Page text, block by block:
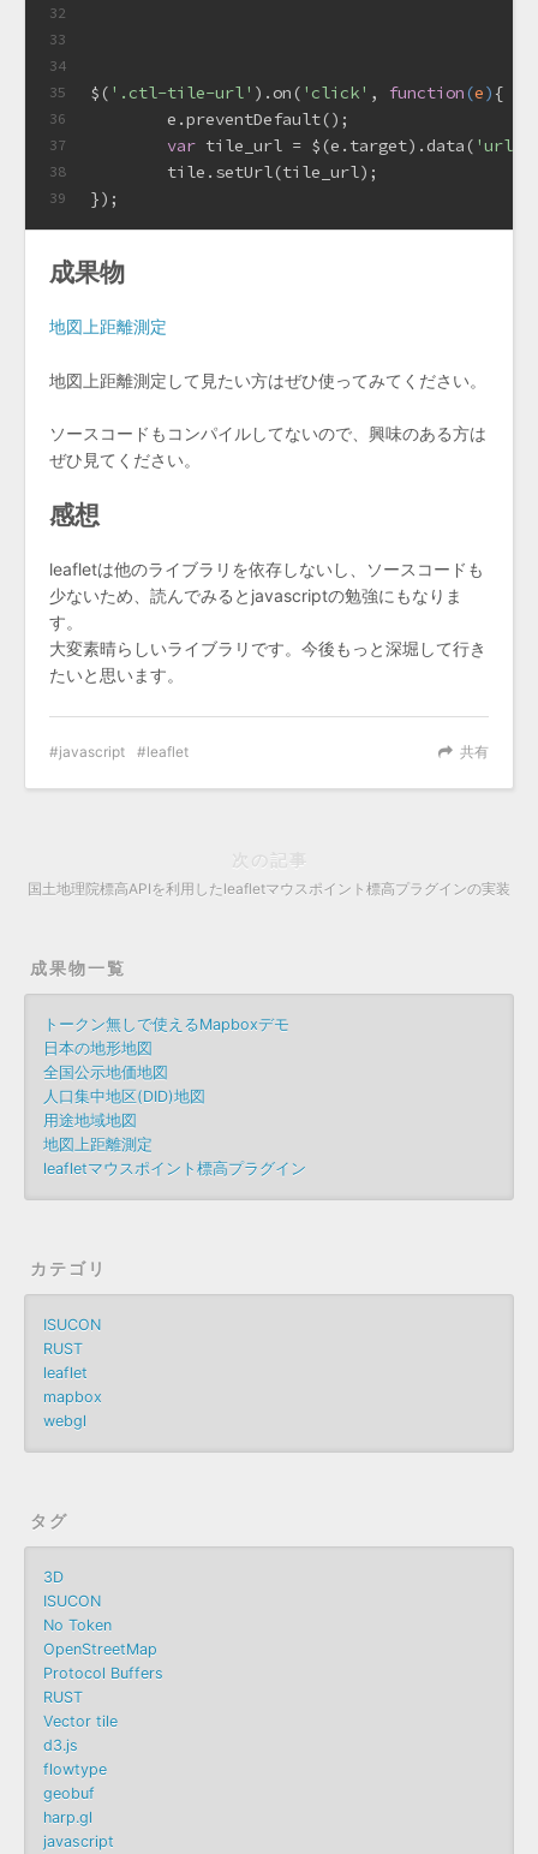
32
33
34
35
36
37
38
39
$( '.ctl-tile-url' ).on( 'click' , function (e) {
	e.preventDefault();
var tile_url = $(e.target).data( 'url'
	tile.setUrl(tile_url);
});
成果物
地図上距離測定
地図上距離測定して見たい方はぜひ使ってみてください。
ソースコードもコンパイルしてないので、興味のある方は
ぜひ見てください。
感想
leafletは他のライブラリを依存しないし、ソースコードも
少ないため、読んでみるとjavascriptの勉強にもなりま
す。
大変素晴らしいライブラリです。今後もっと深堀して行き
たいと思います。
共有
javascript leaflet
次の記事
国土地理院標高APIを利用したleafletマウスポイント標高プラグインの実装
成果物一覧
トークン無しで使えるMapboxデモ
日本の地形地図
全国公示地価地図
人口集中地区(DID)地図
用途地域地図
地図上距離測定
leafletマウスポイント標高プラグイン
カテゴリ
ISUCON
RUST
leaflet
mapbox
webgl
タグ
3D
ISUCON
No Token
OpenStreetMap
Protocol Buffers
RUST
Vector tile
d3.js
flowtype
geobuf
harp.gl
javascript